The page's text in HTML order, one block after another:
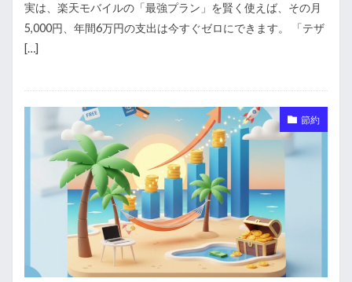
実は、楽天モバイルの「最強プラン」を賢く使えば、その月
5,000円、年間6万円の支出は今すぐゼロにできます。 「テザ
[…]
節約